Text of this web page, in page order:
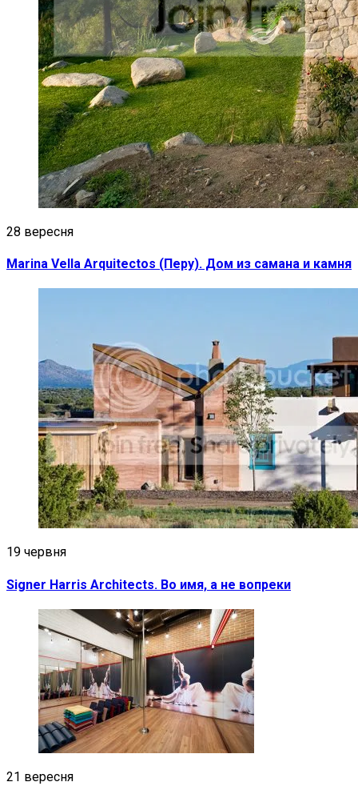
28 вересня
Marina Vella Arquitectos (Перу). Дом из самана и камня
19 червня
Signer Harris Architects. Во имя, а не вопреки
21 вересня